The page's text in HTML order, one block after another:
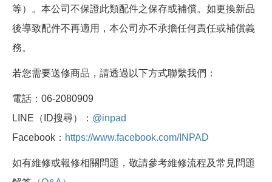
等）。本公司不保證此類配件之保存或補償。如更換新品
後導致配件不再適用，本公司亦不承擔任何責任或補償義
務。
若您需要送修商品，請透過以下方式聯繫我們：
電話：06-2080909
LINE（ID搜尋）： @inpad
Facebook： https://www.facebook.com/INPAD
如有維修或報修相關問題，敬請參考維修流程及常見問題